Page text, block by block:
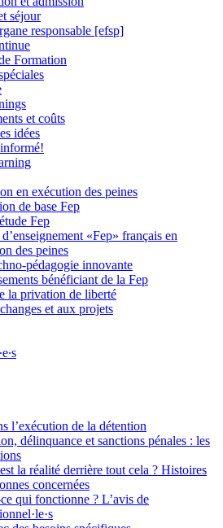
séjour
responsable [efsp]
Formation
et coûts
idées
en exécution des peines
de base Fep
Fep
«Fep» français en
des peines
pédagogie innovante
bénéficiant de la Fep
la privation de liberté
et aux projets
l’exécution de la détention
délinquance et sanctions pénales : les
la réalité derrière tout cela ? Histoires
concernées
qui fonctionne ? L’avis de